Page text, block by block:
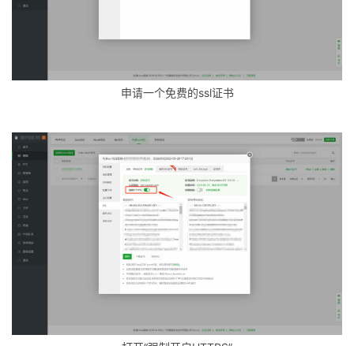
凡
博
客
人
工
智
联
申请一个免费的ssl证书